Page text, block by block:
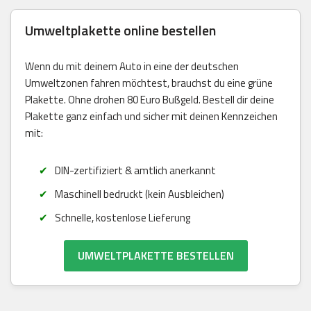
Umweltplakette online bestellen
Wenn du mit deinem Auto in eine der deutschen
Umweltzonen fahren möchtest, brauchst du eine grüne
Plakette. Ohne drohen 80 Euro Bußgeld. Bestell dir deine
Plakette ganz einfach und sicher mit deinen Kennzeichen
mit:
DIN-zertifiziert & amtlich anerkannt
Maschinell bedruckt (kein Ausbleichen)
Schnelle, kostenlose Lieferung
UMWELTPLAKETTE BESTELLEN